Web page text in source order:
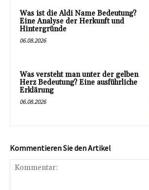
Was ist die Aldi Name Bedeutung?
Eine Analyse der Herkunft und
Hintergründe
06.08.2026
Was versteht man unter der gelben
Herz Bedeutung? Eine ausführliche
Erklärung
06.08.2026
Kommentieren Sie den Artikel